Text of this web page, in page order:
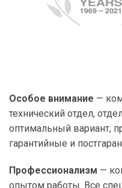
Особое внимание —
технический отдел,
оптимальный вариант,
гарантийные и
Профессионализм —
опытом работы. Все